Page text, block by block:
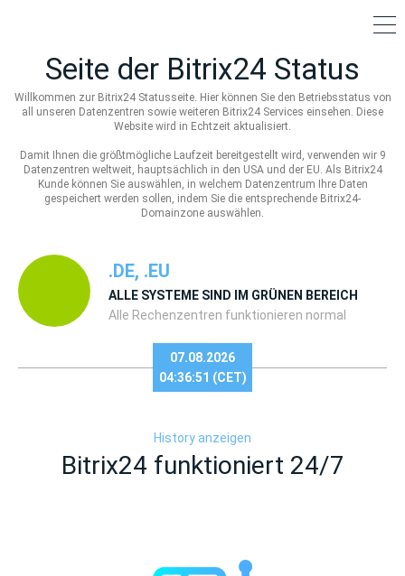
Seite der Bitrix24 Status
Willkommen zur Bitrix24 Statusseite. Hier können Sie den Betriebsstatus von
all unseren Datenzentren sowie weiteren Bitrix24 Services einsehen. Diese
Website wird in Echtzeit aktualisiert.
Damit Ihnen die größtmögliche Laufzeit bereitgestellt wird, verwenden wir 9
Datenzentren weltweit, hauptsächlich in den USA und der EU. Als Bitrix24
Kunde können Sie auswählen, in welchem Datenzentrum Ihre Daten
gespeichert werden sollen, indem Sie die entsprechende Bitrix24-
Domainzone auswählen.
07.08.2026
04:36:51 (CET)
.DE, .EU
ALLE SYSTEME SIND IM GRÜNEN BEREICH
Alle Rechenzentren funktionieren normal
History anzeigen
Bitrix24 funktioniert 24/7